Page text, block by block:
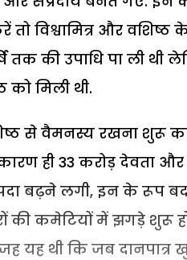
विश्वामित्र और वशिष्ठ
तक की उपाधि पा ली थी
को मिली थी.
से वैमनस्य रखना शुरू
ही 33 करोड़ देवता
बढ़ने लगी, इन के रूप
की कमेटियों में झगड़े शुरू
यह थी कि जब दानपात्र